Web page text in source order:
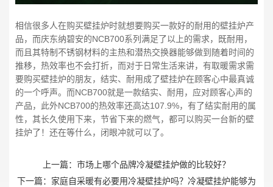
相信很多人在购买壁挂炉时就想要购买一款好的耐用的壁挂炉产
品，而庆东纳碧安的NCB700系列满足了以上的需求，既耐用，
而且其特制不锈钢材料的主热和潜热交换器能够做到随着时间的
推移，热效率也不会打折，而对于日常生活来讲，有取暖需求需
要购买壁挂炉的朋友，结实、耐用成了壁挂炉在顾客心中最真诚
的一个呼声。而NCB700就是一款结实、耐用，应对顾客心声的
产品，此外NCB700的热效率还高达107.9%，有了结实耐用的属
性，其长久使用下来，节省下来的燃气，都可以购买一台新的壁
挂炉了！还在等什么，闭眼冲就可以了。
上一篇： 市场上哪个品牌冷凝壁挂炉做的比较好？
下一篇： 家庭自采暖有必要用冷凝壁挂炉吗？冷凝壁挂炉能够为